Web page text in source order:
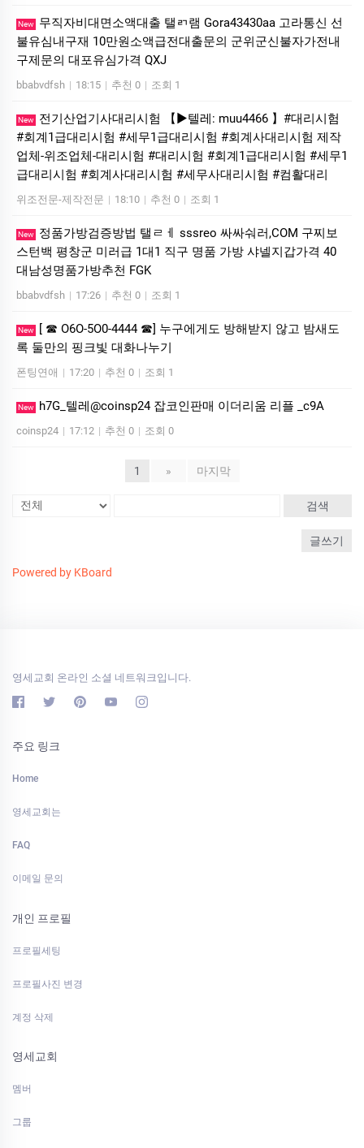
New
무직자비대면소액대출 탤ㄺ램 Gora43430aa 고라통신 선
불유심내구재 10만원소액급전대출문의 군위군신불자가전내
구제문의 대포유심가격 QXJ
bbabvdfsh | 18:15 | 추천 0 | 조회 1
New
전기산업기사대리시험 【▶텔레: muu4466 】#대리시험
#회계1급대리시험 #세무1급대리시험 #회계사대리시험 제작
업체-위조업체-대리시험 #대리시험 #회계1급대리시험 #세무1
급대리시험 #회계사대리시험 #세무사대리시험 #컴활대리
위조전문-제작전문 | 18:10 | 추천 0 | 조회 1
New
정품가방검증방법 탤ㄹㅔ sssreo 싸싸숴러,COM 구찌보
스턴백 평창군 미러급 1대1 직구 명품 가방 샤넬지갑가격 40
대남성명품가방추천 FGK
bbabvdfsh | 17:26 | 추천 0 | 조회 1
New
[ ☎ O6O-5O0-4444 ☎] 누구에게도 방해받지 않고 밤새도
록 둘만의 핑크빛 대화나누기
폰팅연애 | 17:20 | 추천 0 | 조회 1
New h7G_텔레@coinsp24 잡코인판매 이더리움 리플 _c9A
coinsp24 | 17:12 | 추천 0 | 조회 0
1 » 마지막
검색
글쓰기
Powered by KBoard
영세교회 온라인 소셜 네트워크입니다.
주요 링크
Home
영세교회는
FAQ
이메일 문의
개인 프로필
프로필세팅
프로필사진 변경
계정 삭제
영세교회
멤버
그룹